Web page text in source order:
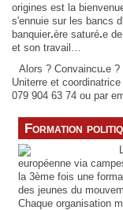
origines est la
s'ennuie sur les bancs
banquier.ère saturé.e
et son travail…
Alors ? Convaincu.e ?
Uniterre et
079 904 63 74 ou par
Formation
européenne via
la 3ème fois une
des jeunes du
Chaque organisation